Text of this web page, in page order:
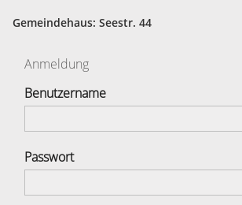
Gemeindehaus: Seestr. 44
Anmeldung
Benutzername
Passwort